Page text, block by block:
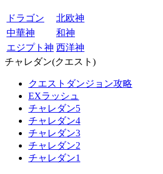
ドラゴン
北欧神
中華神
和神
エジプト神 西洋神
チャレダン(クエスト)
クエストダンジョン攻略
EXラッシュ
チャレダン5
チャレダン4
チャレダン3
チャレダン2
チャレダン1